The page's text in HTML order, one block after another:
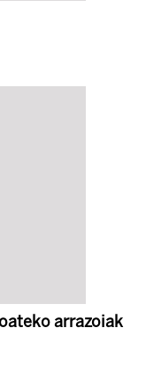
arrazoiak